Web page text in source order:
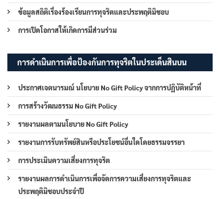
ข้อมูลสถิติเรื่องร้องเรียนการทุจริตและประพฤติมิชอบ
การเปิดโอกาสให้เกิดการมีส่วนร่วม
การดำเนินการเพื่อป้องกันการทุจริตในประเด็นสินบน
ประกาศเจตนารมณ์ นโยบาย No Gift Policy จากการปฏิบัติหน้าที่
การสร้างวัฒนธรรม No Gift Policy
รายงานผลตามนโยบาย No Gift Policy
รายงานการรับทรัพย์สินหรือประโยชน์อื่นใดโดยธรรมจรรยา
การประเมินความเสี่ยงการทุจริต
รายงานผลการดำเนินการเพื่อจัดการความเสี่ยงการทุจริตและ
ประพฤติมิชอบประจำปี